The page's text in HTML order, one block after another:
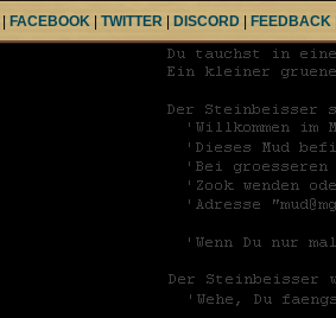
FACEBOOK TWITTER DISCORD FEEDBACK